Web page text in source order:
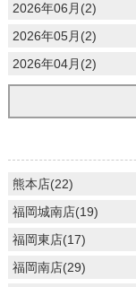
2026年06月(2)
2026年05月(2)
2026年04月(2)
熊本店(22)
福岡城南店(19)
福岡東店(17)
福岡南店(29)